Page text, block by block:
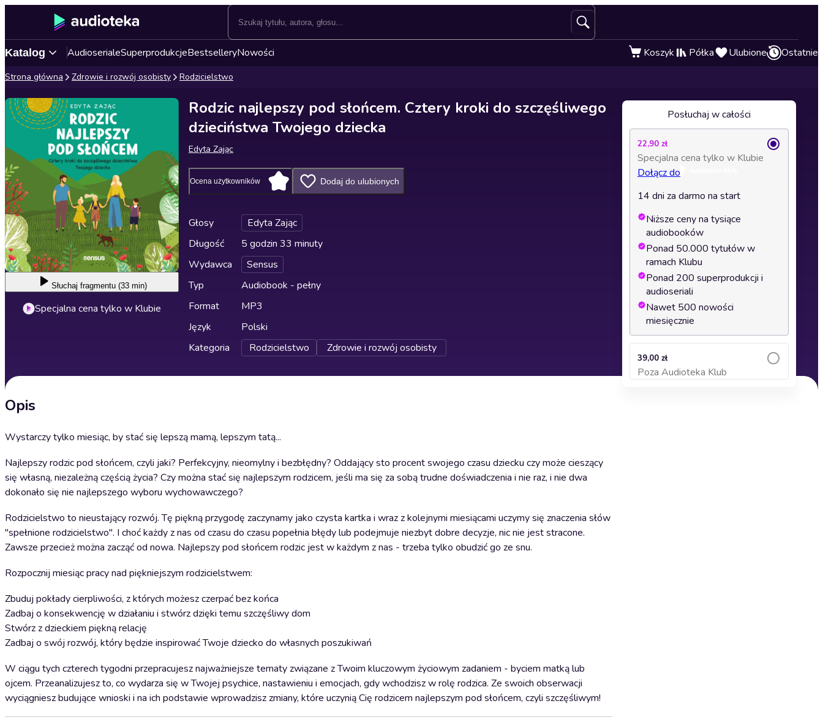
Katalog AudioserialeSuperprodukcjeBestselleryNowości Koszyk Półka Ulubione Ostatnie
Strona główna Zdrowie i rozwój osobisty Rodzicielstwo
Słuchaj fragmentu (33 min)
Specjalna cena tylko w Klubie
Rodzic najlepszy pod słońcem. Cztery kroki do szczęśliwego
dzieciństwa Twojego dziecka
Edyta Zając
Ocena użytkowników Dodaj do ulubionych
Głosy
Edyta Zając
Długość
5 godzin 33 minuty
Wydawca
Sensus
Typ
Audiobook - pełny
Format
MP3
Język
Polski
Kategoria
Rodzicielstwo Zdrowie i rozwój osobisty
Opis
Wystarczy tylko miesiąc, by stać się lepszą mamą, lepszym tatą...
Najlepszy rodzic pod słońcem, czyli jaki? Perfekcyjny, nieomylny i bezbłędny? Oddający sto procent swojego czasu dziecku czy może cieszący
się własną, niezależną częścią życia? Czy można stać się najlepszym rodzicem, jeśli ma się za sobą trudne doświadczenia i nie raz, i nie dwa
dokonało się nie najlepszego wyboru wychowawczego?
Rodzicielstwo to nieustający rozwój. Tę piękną przygodę zaczynamy jako czysta kartka i wraz z kolejnymi miesiącami uczymy się znaczenia słów
"spełnione rodzicielstwo". I choć każdy z nas od czasu do czasu popełnia błędy lub podejmuje niezbyt dobre decyzje, nic nie jest stracone.
Zawsze przecież można zacząć od nowa. Najlepszy pod słońcem rodzic jest w każdym z nas - trzeba tylko obudzić go ze snu.
Rozpocznij miesiąc pracy nad piękniejszym rodzicielstwem:
Zbuduj pokłady cierpliwości, z których możesz czerpać bez końca
Zadbaj o konsekwencję w działaniu i stwórz dzięki temu szczęśliwy dom
Stwórz z dzieckiem piękną relację
Zadbaj o swój rozwój, który będzie inspirować Twoje dziecko do własnych poszukiwań
W ciągu tych czterech tygodni przepracujesz najważniejsze tematy związane z Twoim kluczowym życiowym zadaniem - byciem matką lub
ojcem. Przeanalizujesz to, co wydarza się w Twojej psychice, nastawieniu i emocjach, gdy wchodzisz w rolę rodzica. Ze swoich obserwacji
wyciągniesz budujące wnioski i na ich podstawie wprowadzisz zmiany, które uczynią Cię rodzicem najlepszym pod słońcem, czyli szczęśliwym!
Posłuchaj w całości
22,90 zł
Specjalna cena tylko w Klubie
Dołącz do
14 dni za darmo na start
Niższe ceny na tysiące
audiobooków
Ponad 50.000 tytułów w
ramach Klubu
Ponad 200 superprodukcji i
audioseriali
Nawet 500 nowości
miesięcznie
39,00 zł
Poza Audioteka Klub
Dodaj do koszyka